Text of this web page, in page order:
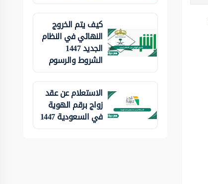
كيف يتم الخروج
النهائي في النظام
الجديد 1447
الشروط والرسوم
الاستعلام عن عقد
زواج برقم الهوية
في السعودية 1447